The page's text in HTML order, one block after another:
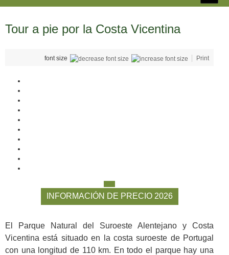
Tour a pie por la Costa Vicentina
font size Print
INFORMACIÓN DE PRECIO 2026
El Parque Natural del Suroeste Alentejano y Costa
Vicentina está situado en la costa suroeste de Portugal
con una longitud de 110 km. En todo el parque hay una